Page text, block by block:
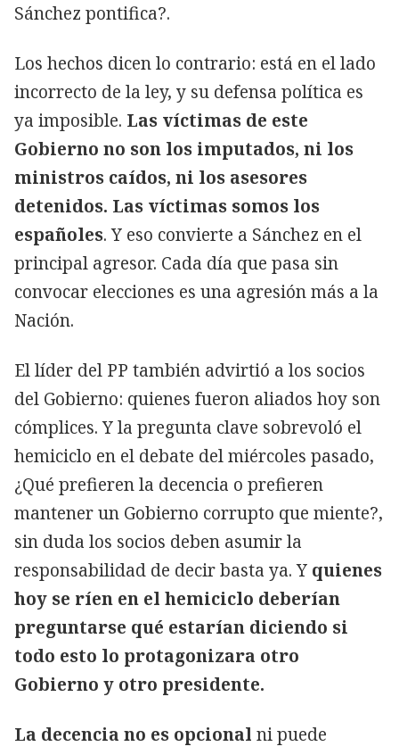
Sánchez pontifica?.
Los hechos dicen lo contrario: está en el lado
incorrecto de la ley, y su defensa política es
ya imposible. Las víctimas de este
Gobierno no son los imputados, ni los
ministros caídos, ni los asesores
detenidos. Las víctimas somos los
españoles. Y eso convierte a Sánchez en el
principal agresor. Cada día que pasa sin
convocar elecciones es una agresión más a la
Nación.
El líder del PP también advirtió a los socios
del Gobierno: quienes fueron aliados hoy son
cómplices. Y la pregunta clave sobrevoló el
hemiciclo en el debate del miércoles pasado,
¿Qué prefieren la decencia o prefieren
mantener un Gobierno corrupto que miente?,
sin duda los socios deben asumir la
responsabilidad de decir basta ya. Y quienes
hoy se ríen en el hemiciclo deberían
preguntarse qué estarían diciendo si
todo esto lo protagonizara otro
Gobierno y otro presidente.
La decencia no es opcional ni puede